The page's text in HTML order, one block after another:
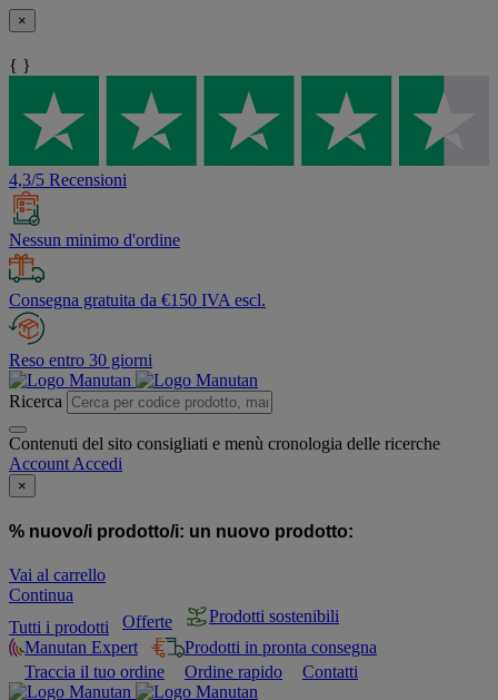
×
{ }
4,3/5 Recensioni
Nessun minimo d'ordine
Consegna gratuita da €150 IVA escl.
Reso entro 30 giorni
Ricerca
Contenuti del sito consigliati e menù cronologia delle ricerche
Account Accedi
×
% nuovo/i prodotto/i: un nuovo prodotto:
Vai al carrello
Continua
Tutti i prodotti
Offerte
Prodotti sostenibili
Manutan Expert
Prodotti in pronta consegna
Traccia il tuo ordine
Ordine rapido Contatti